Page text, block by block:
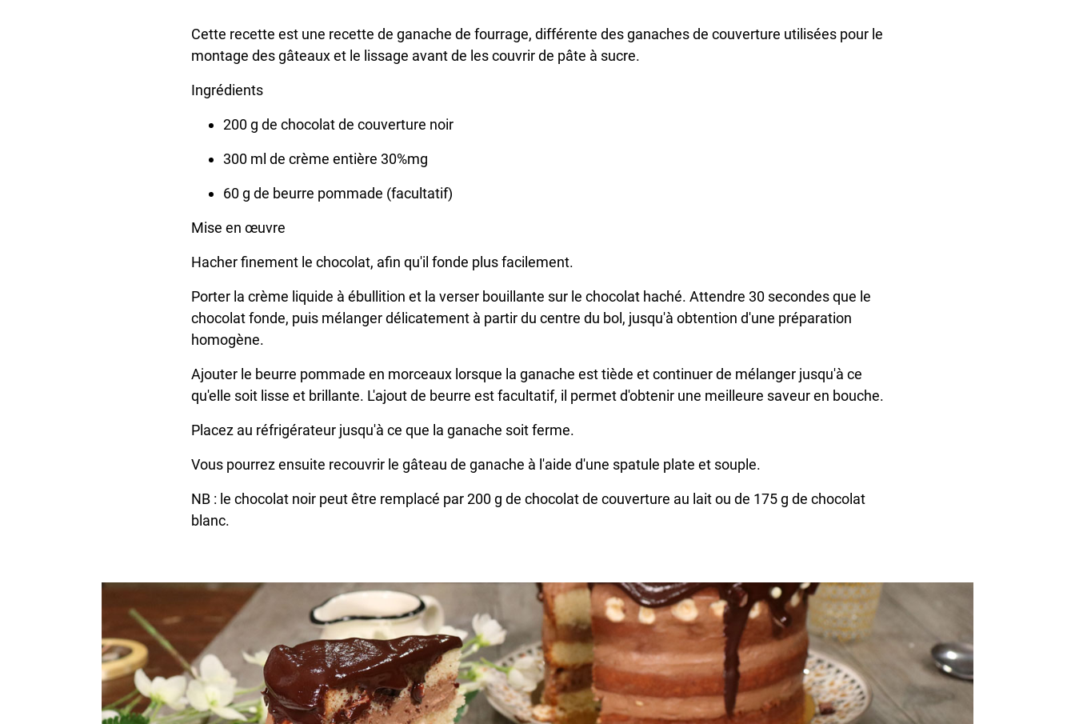
Cette recette est une recette de ganache de fourrage, différente des ganaches de couverture utilisées pour le
montage des gâteaux et le lissage avant de les couvrir de pâte à sucre.
Ingrédients
200 g de chocolat de couverture noir
300 ml de crème entière 30%mg
60 g de beurre pommade (facultatif)
Mise en œuvre
Hacher finement le chocolat, afin qu'il fonde plus facilement.
Porter la crème liquide à ébullition et la verser bouillante sur le chocolat haché. Attendre 30 secondes que le
chocolat fonde, puis mélanger délicatement à partir du centre du bol, jusqu'à obtention d'une préparation
homogène.
Ajouter le beurre pommade en morceaux lorsque la ganache est tiède et continuer de mélanger jusqu'à ce
qu'elle soit lisse et brillante. L'ajout de beurre est facultatif, il permet d'obtenir une meilleure saveur en bouche.
Placez au réfrigérateur jusqu'à ce que la ganache soit ferme.
Vous pourrez ensuite recouvrir le gâteau de ganache à l'aide d'une spatule plate et souple.
NB : le chocolat noir peut être remplacé par 200 g de chocolat de couverture au lait ou de 175 g de chocolat
blanc.